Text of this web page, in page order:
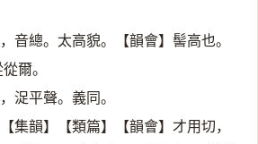
音總。太高貌。【韻會】髻高也。
爾。
浞平聲。義同。
集韻】【類篇】【韻會】才用切，